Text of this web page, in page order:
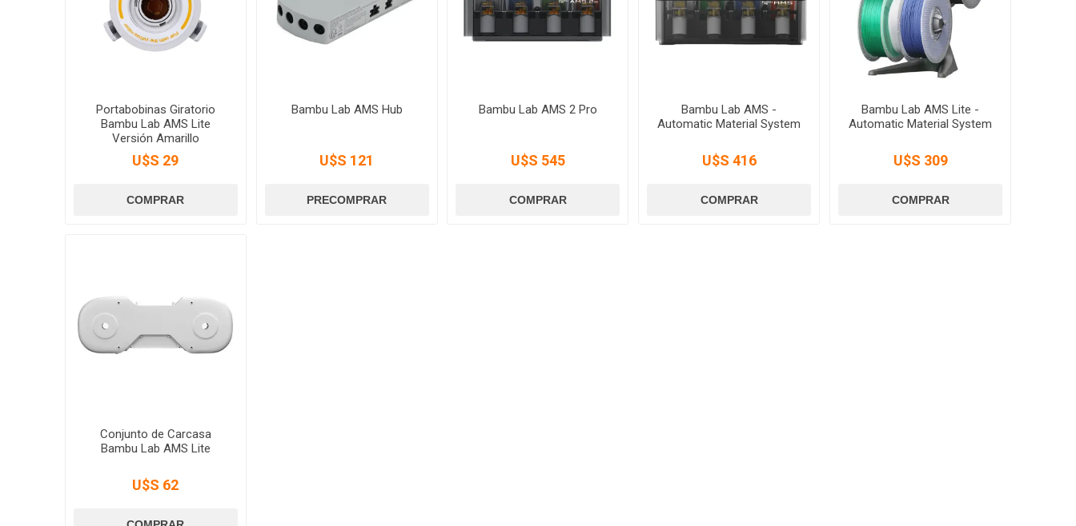
Portabobinas Giratorio
Bambu Lab AMS Lite
Versión Amarillo
U$S 29
Bambu Lab AMS Hub
U$S 121
Bambu Lab AMS 2 Pro
U$S 545
Bambu Lab AMS -
Automatic Material System
U$S 416
Bambu Lab AMS Lite -
Automatic Material System
U$S 309
Conjunto de Carcasa
Bambu Lab AMS Lite
U$S 62